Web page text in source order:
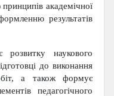
академічної
результатів
розвитку наукового
до виконання
а також формує
педагогічного